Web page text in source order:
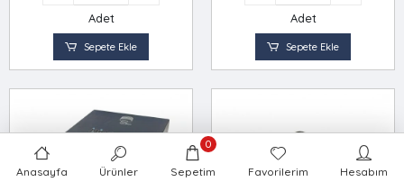
Adet
Sepete Ekle
Adet
Sepete Ekle
Anasayfa Ürünler Sepetim
0
Favorilerim Hesabım